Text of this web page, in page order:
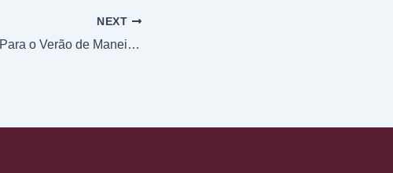
NEXT
Emagrecer Para o Verão de Maneira Saudável e Duradoura